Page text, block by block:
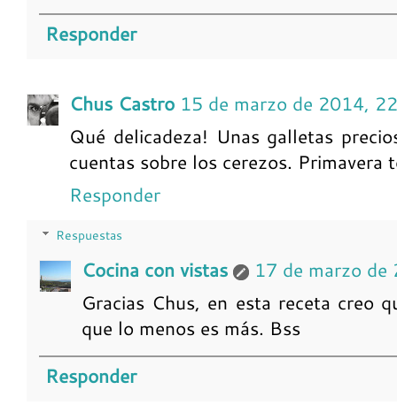
Responder
Chus Castro 15 de marzo de 2014,
Qué delicadeza! Unas galletas
cuentas sobre los cerezos. Primavera
Responder
Respuestas
Cocina con vistas
17 de marzo
Gracias Chus, en esta receta creo
que lo menos es más. Bss
Responder